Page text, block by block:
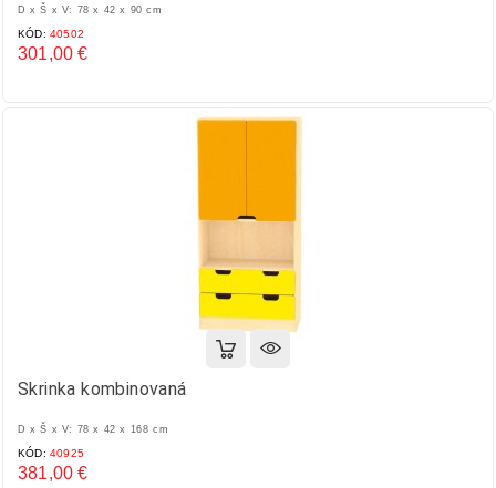
D x Š x V: 78 x 42 x 90 cm
KÓD: 40502
301,00 €
Skrinka kombinovaná
D x Š x V: 78 x 42 x 168 cm
KÓD: 40925
381,00 €